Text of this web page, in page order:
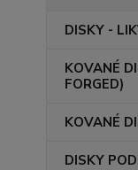
DISKY -
KOVANÉ
FORGED)
KOVANÉ
DISKY